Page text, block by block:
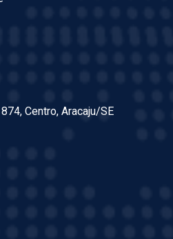
Centro, Aracaju/SE